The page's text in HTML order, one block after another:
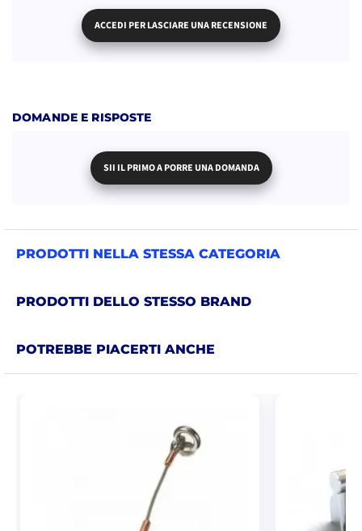
ACCEDI PER LASCIARE UNA RECENSIONE
DOMANDE E RISPOSTE
SII IL PRIMO A PORRE UNA DOMANDA
PRODOTTI NELLA STESSA CATEGORIA
PRODOTTI DELLO STESSO BRAND
POTREBBE PIACERTI ANCHE